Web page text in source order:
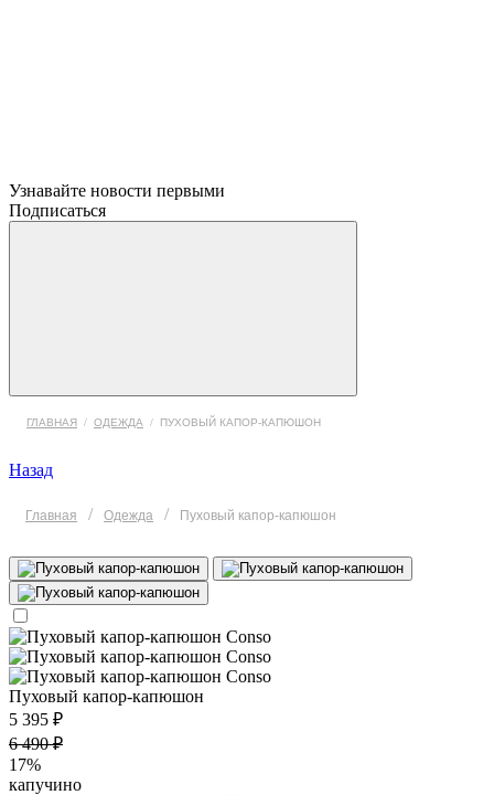
Узнавайте новости первыми
Подписаться
ГЛАВНАЯ / ОДЕЖДА / ПУХОВЫЙ КАПОР-КАПЮШОН
Назад
Главная / Одежда / Пуховый капор-капюшон
Пуховый капор-капюшон
5 395 ₽
6 490 ₽
17%
капучино